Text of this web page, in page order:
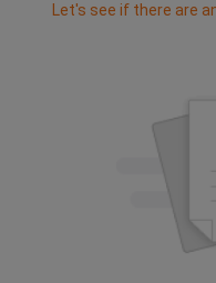
Let's see if there are